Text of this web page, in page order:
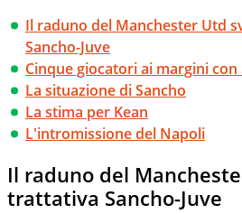
Il raduno del Manchester Utd
Sancho-Juve
Cinque giocatori ai margini con
La situazione di Sancho
La stima per Kean
L'intromissione del Napoli
Il raduno del
trattativa Sancho-Juve